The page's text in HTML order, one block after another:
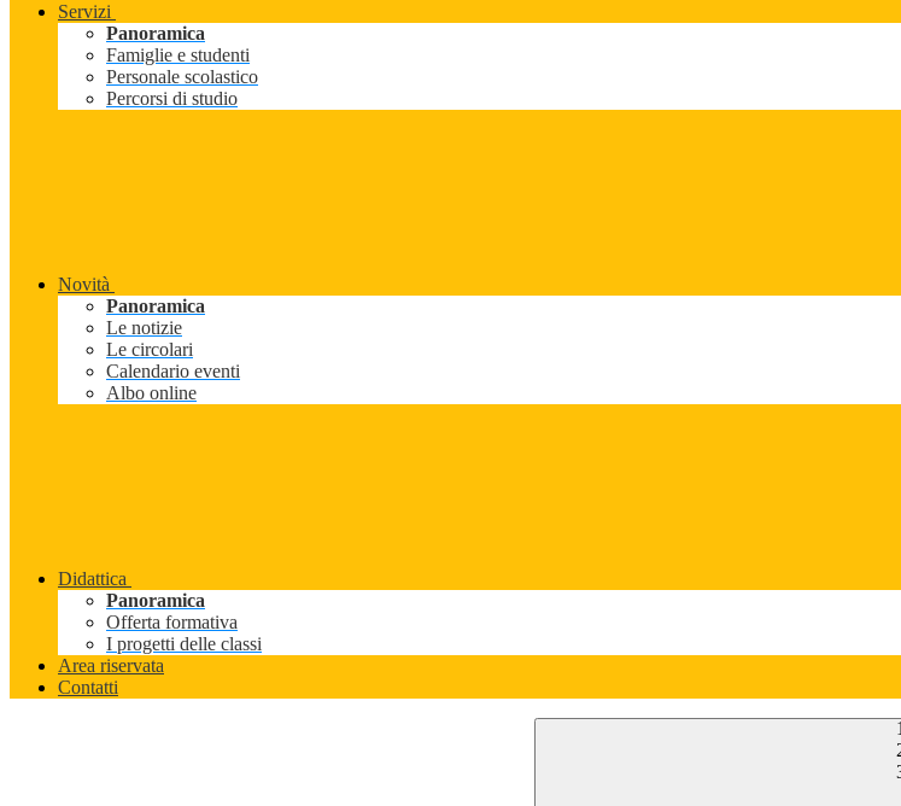
Servizi
Panoramica
Famiglie e studenti
Personale scolastico
Percorsi di studio
Novità
Panoramica
Le notizie
Le circolari
Calendario eventi
Albo online
Didattica
Panoramica
Offerta formativa
I progetti delle classi
Area riservata
Contatti